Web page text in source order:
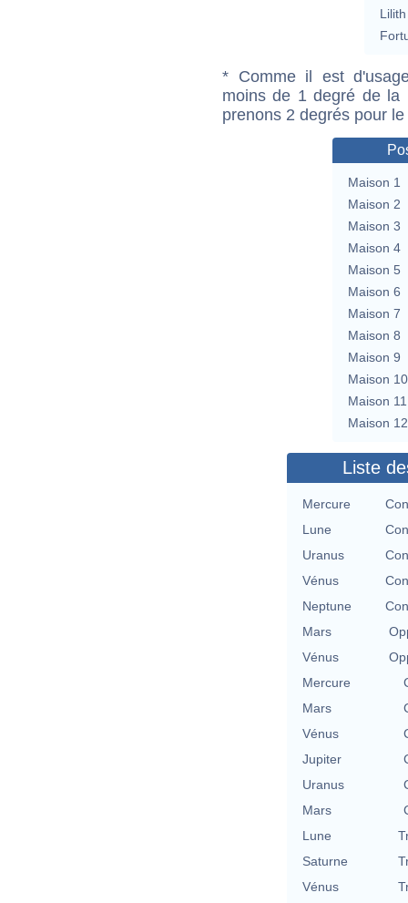
Lilith
* Comme il est
moins de 1 degré de la
prenons 2 degrés pour
Maison 1
Maison 2
Maison 3
Maison 4
Maison 5
Maison 6
Maison 7
Maison 8
Maison 9
Maison 10
Maison 11
Maison 12
Liste
Mercure
Lune
Uranus
Vénus
Neptune
Mars
Vénus
Mercure
Mars
Vénus
Jupiter
Uranus
Mars
Lune
Saturne
Vénus